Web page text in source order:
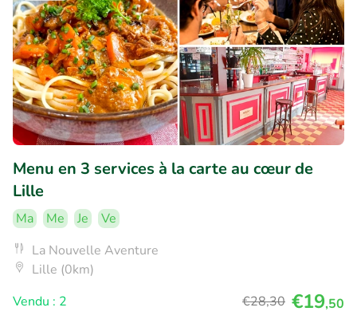
Menu en 3 services à la carte au cœur de
Lille
Ma Me Je
Ve
La Nouvelle Aventure
Lille (0km)
Vendu : 2
€28,30 €19,50